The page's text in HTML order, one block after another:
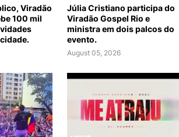
Viradão
100 mil
Júlia Cristiano participa do
Viradão Gospel Rio e
ministra em dois palcos do
evento.
August 05, 2026